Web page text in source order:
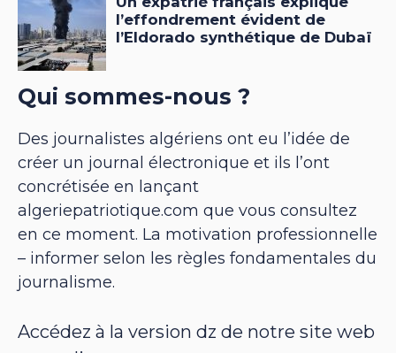
Qui sommes-nous ?
Des journalistes algériens ont eu l’idée de
créer un journal électronique et ils l’ont
concrétisée en lançant
algeriepatriotique.com que vous consultez
en ce moment. La motivation professionnelle
– informer selon les règles fondamentales du
journalisme.
Accédez à la version dz de notre site web